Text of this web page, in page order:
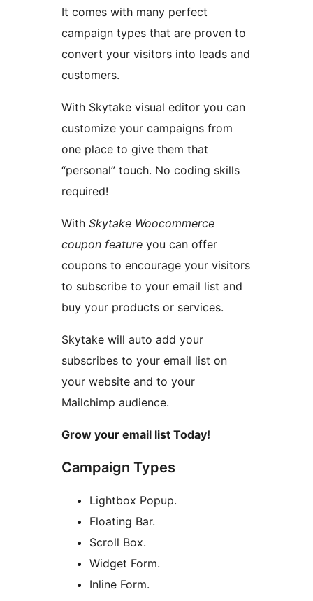
It comes with many perfect
campaign types that are proven to
convert your visitors into leads and
customers.
With Skytake visual editor you can
customize your campaigns from
one place to give them that
“personal” touch. No coding skills
required!
With Skytake Woocommerce
coupon feature you can offer
coupons to encourage your visitors
to subscribe to your email list and
buy your products or services.
Skytake will auto add your
subscribes to your email list on
your website and to your
Mailchimp audience.
Grow your email list Today!
Campaign Types
Lightbox Popup.
Floating Bar.
Scroll Box.
Widget Form.
Inline Form.